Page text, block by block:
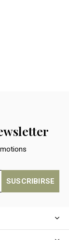
SUSCRIBIRSE